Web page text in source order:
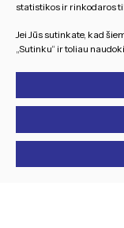
©
statistikos ir rinkodaros
Jei Jūs sutinkate, kad
„Sutinku“ ir toliau